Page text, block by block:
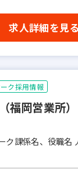
求人詳細を見る
ク採用情報
福岡営業所）
ク課係名、役職名